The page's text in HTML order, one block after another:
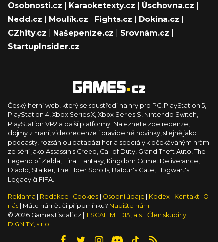
Osobnosti.cz
Karaoketexty.cz Úschovna.cz
Nedd.cz
Moulík.cz Fights.cz Dokina.cz
CZhity.cz
Našepeníze.cz Srovnám.cz
StartupInsider.cz
Český herní web, který se soustředí na hry pro PC, PlayStation 5,
PlayStation 4, Xbox Series X, Xbox Series S, Nintendo Switch,
PlayStation VR2 a další platformy. Naleznete zde recenze,
dojmy z hraní, videorecenze i pravidelné novinky, stejně jako
podcasty, rozsáhlou databázi her a speciály k očekávaným hrám
ze sérií jako Assassin's Creed, Call of Duty, Grand Theft Auto, The
Legend of Zelda, Final Fantasy, Kingdom Come: Deliverance,
Diablo, Stalker, The Elder Scrolls, Baldur's Gate, Hogwart's
Legacy či FIFA.
Reklama Redakce Cookies Osobní údaje Kodex Kontakt
O
nás
| Máte námět či připomínku? Napište nám
© 2026 Games.tiscali.cz | TISCALI MEDIA, a.s.
Člen skupiny
DIGNITY, s.r.o.